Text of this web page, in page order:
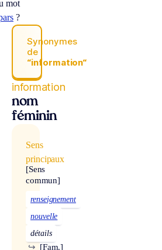
mot
?
Synonymes
de
“information“
information
nom
féminin
Sens
principaux
[Sens
commun]
renseignement
nouvelle
détails
[Fam.]
↪